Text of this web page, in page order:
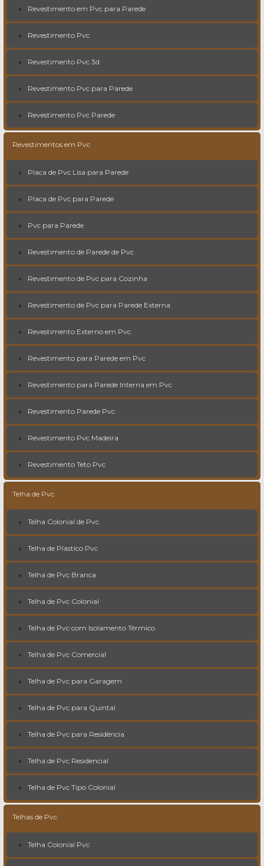
Revestimento em Pvc para Parede
Revestimento Pvc
Revestimento Pvc 3d
Revestimento Pvc para Parede
Revestimento Pvc Parede
Revestimentos em Pvc
Placa de Pvc Lisa para Parede
Placa de Pvc para Parede
Pvc para Parede
Revestimento de Parede de Pvc
Revestimento de Pvc para Cozinha
Revestimento de Pvc para Parede Externa
Revestimento Externo em Pvc
Revestimento para Parede em Pvc
Revestimento para Parede Interna em Pvc
Revestimento Parede Pvc
Revestimento Pvc Madeira
Revestimento Teto Pvc
Telha de Pvc
Telha Colonial de Pvc
Telha de Plastico Pvc
Telha de Pvc Branca
Telha de Pvc Colonial
Telha de Pvc com Isolamento Térmico
Telha de Pvc Comercial
Telha de Pvc para Garagem
Telha de Pvc para Quintal
Telha de Pvc para Residência
Telha de Pvc Residencial
Telha de Pvc Tipo Colonial
Telhas de Pvc
Telha Colonial Pvc